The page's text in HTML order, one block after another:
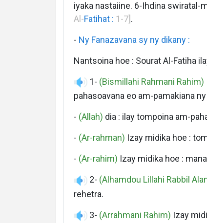
iyaka nastaiine. 6-Ihdina swiratal-
Al-Fatihat : 1-7] .
- Ny Fanazavana sy ny dikany :
Nantsoina hoe : Sourat Al-Fatiha
1- (Bismillahi Rahmani Rahim)
pahasoavana eo am-pamakiana ny
- (Allah) dia : ilay tompoina am-
- (Ar-rahman) Izay midika hoe :
- (Ar-rahim) Izay midika hoe :
2- (Alhamdou Lillahi Rabbil
rehetra.
3- (Arrahmani Rahim) Izay